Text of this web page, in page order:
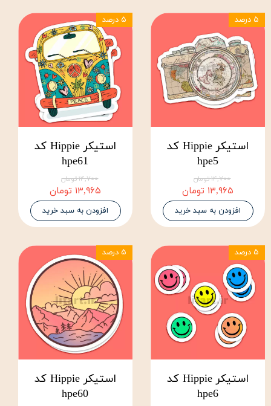
استیکر Hippie کد
hpe5
۱۴,۷۰۰ تومان
۱۳,۹۶۵ تومان
افزودن به سبد خرید
۵ درصد
استیکر Hippie کد
hpe61
۱۴,۷۰۰ تومان
۱۳,۹۶۵ تومان
افزودن به سبد خرید
۵ درصد
استیکر Hippie کد
hpe6
۵ درصد
استیکر Hippie کد
hpe60
۵ درصد